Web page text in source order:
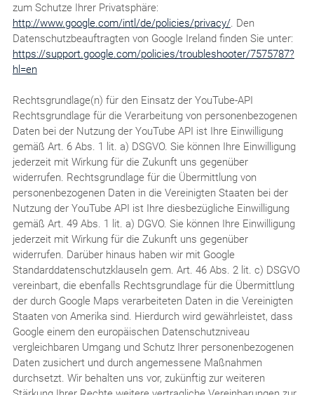
zum Schutze Ihrer Privatsphäre:
http://www.google.com/intl/de/policies/privacy/. Den
Datenschutzbeauftragten von Google Ireland finden Sie unter:
https://support.google.com/policies/troubleshooter/7575787?
hl=en
Rechtsgrundlage(n) für den Einsatz der YouTube-API
Rechtsgrundlage für die Verarbeitung von personenbezogenen
Daten bei der Nutzung der YouTube API ist Ihre Einwilligung
gemäß Art. 6 Abs. 1 lit. a) DSGVO. Sie können Ihre Einwilligung
jederzeit mit Wirkung für die Zukunft uns gegenüber
widerrufen. Rechtsgrundlage für die Übermittlung von
personenbezogenen Daten in die Vereinigten Staaten bei der
Nutzung der YouTube API ist Ihre diesbezügliche Einwilligung
gemäß Art. 49 Abs. 1 lit. a) DGVO. Sie können Ihre Einwilligung
jederzeit mit Wirkung für die Zukunft uns gegenüber
widerrufen. Darüber hinaus haben wir mit Google
Standarddatenschutzklauseln gem. Art. 46 Abs. 2 lit. c) DSGVO
vereinbart, die ebenfalls Rechtsgrundlage für die Übermittlung
der durch Google Maps verarbeiteten Daten in die Vereinigten
Staaten von Amerika sind. Hierdurch wird gewährleistet, dass
Google einem den europäischen Datenschutzniveau
vergleichbaren Umgang und Schutz Ihrer personenbezogenen
Daten zusichert und durch angemessene Maßnahmen
durchsetzt. Wir behalten uns vor, zukünftig zur weiteren